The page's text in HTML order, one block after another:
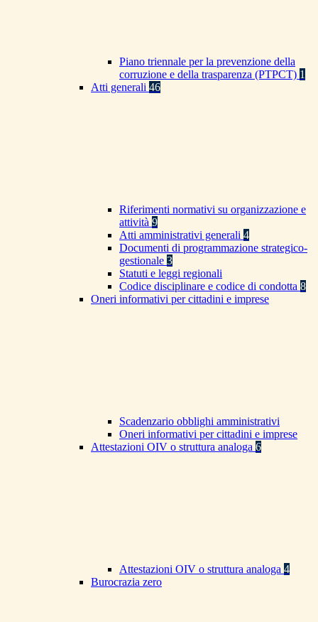
Piano triennale per la prevenzione della
corruzione e della trasparenza (PTPCT) 1
Atti generali 46
Riferimenti normativi su organizzazione e
attività 9
Atti amministrativi generali 4
Documenti di programmazione strategico-
gestionale 3
Statuti e leggi regionali
Codice disciplinare e codice di condotta 8
Oneri informativi per cittadini e imprese
Scadenzario obblighi amministrativi
Oneri informativi per cittadini e imprese
Attestazioni OIV o struttura analoga 6
Attestazioni OIV o struttura analoga 4
Burocrazia zero